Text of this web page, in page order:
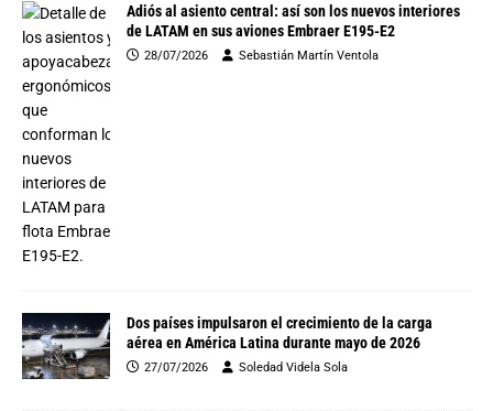
Adiós al asiento central: así son los nuevos interiores
de LATAM en sus aviones Embraer E195-E2
28/07/2026 Sebastián Martín Ventola
Dos países impulsaron el crecimiento de la carga
aérea en América Latina durante mayo de 2026
27/07/2026 Soledad Videla Sola